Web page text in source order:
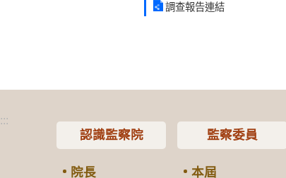
調查報告連結
:::
認識監察院
院長
監察委員
本屆